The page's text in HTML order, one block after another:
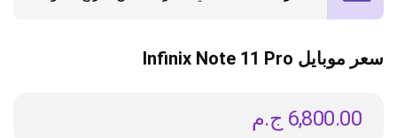
سعر موبايل Infinix Note 11 Pro
ج.م 6,800.00